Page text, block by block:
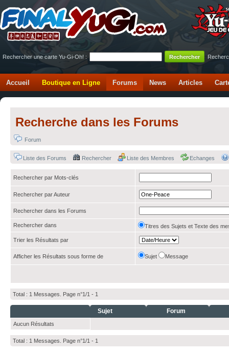
Rechercher une carte Yu-Gi-Oh! :
Accueil Boutique en Ligne Forums News Articles
Recherche dans les Forums
Forum
Liste des Forums Rechercher Liste des Membres Echanges
Rechercher par Mots-clés
Rechercher par Auteur
Rechercher dans les Forums
Rechercher dans Titres des Sujets et Texte des
Trier les Résultats par
Afficher les Résultats sous forme de Sujet Message
Total : 1 Messages. Page n°1/1 - 1
Sujet Forum
Aucun Résultats
Total : 1 Messages. Page n°1/1 - 1